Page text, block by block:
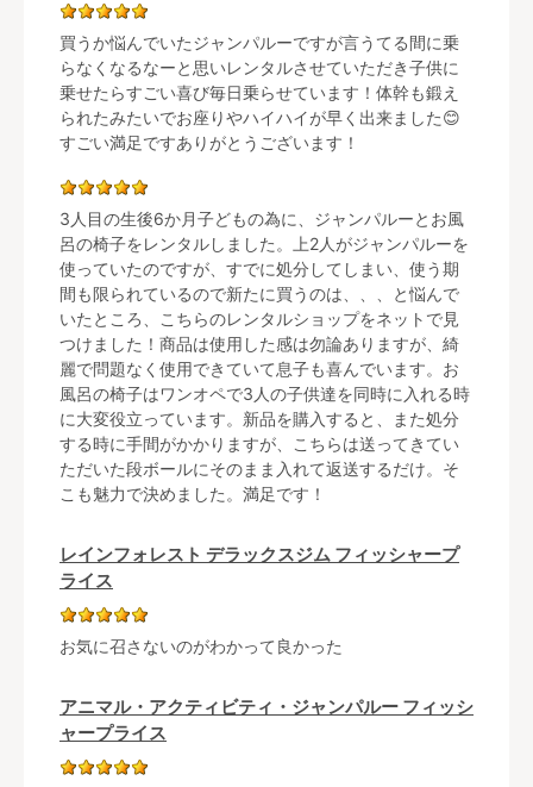
買うか悩んでいたジャンパルーですが言うてる間に乗
らなくなるなーと思いレンタルさせていただき子供に
乗せたらすごい喜び毎日乗らせています！体幹も鍛え
られたみたいでお座りやハイハイが早く出来ました😊
すごい満足ですありがとうございます！
3人目の生後6か月子どもの為に、ジャンパルーとお風
呂の椅子をレンタルしました。上2人がジャンパルーを
使っていたのですが、すでに処分してしまい、使う期
間も限られているので新たに買うのは、、、と悩んで
いたところ、こちらのレンタルショップをネットで見
つけました！商品は使用した感は勿論ありますが、綺
麗で問題なく使用できていて息子も喜んでいます。お
風呂の椅子はワンオペで3人の子供達を同時に入れる時
に大変役立っています。新品を購入すると、また処分
する時に手間がかかりますが、こちらは送ってきてい
ただいた段ボールにそのまま入れて返送するだけ。そ
こも魅力で決めました。満足です！
レインフォレスト デラックスジム フィッシャープ
ライス
お気に召さないのがわかって良かった
アニマル・アクティビティ・ジャンパルー フィッシ
ャープライス